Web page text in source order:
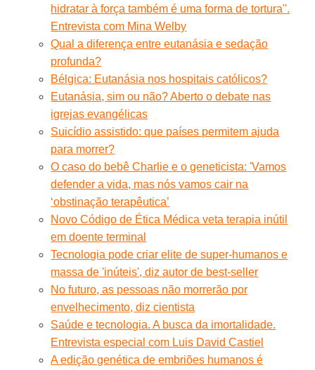
hidratar à força também é uma forma de tortura''.
Entrevista com Mina Welby
Qual a diferença entre eutanásia e sedação
profunda?
Bélgica: Eutanásia nos hospitais católicos?
Eutanásia, sim ou não? Aberto o debate nas
igrejas evangélicas
Suicídio assistido: que países permitem ajuda
para morrer?
O caso do bebê Charlie e o geneticista: 'Vamos
defender a vida, mas nós vamos cair na
‘obstinação terapêutica’
Novo Código de Ética Médica veta terapia inútil
em doente terminal
Tecnologia pode criar elite de super-humanos e
massa de 'inúteis', diz autor de best-seller
No futuro, as pessoas não morrerão por
envelhecimento, diz cientista
Saúde e tecnologia. A busca da imortalidade.
Entrevista especial com Luis David Castiel
A edição genética de embriões humanos é